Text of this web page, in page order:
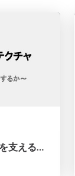
DMMプラットフォームの AI推進を支える情報アーキテクチャ - DMMポイントクラブでのAIリーダブル化の取り組み事例